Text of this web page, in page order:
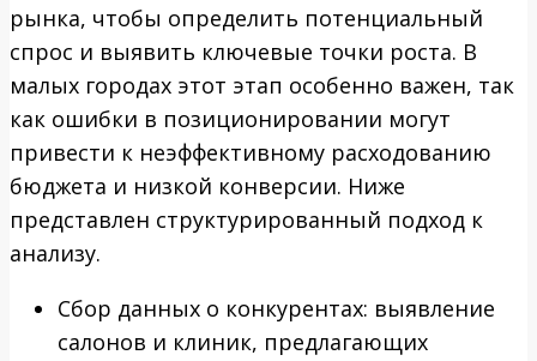
рынка, чтобы определить потенциальный
спрос и выявить ключевые точки роста. В
малых городах этот этап особенно важен, так
как ошибки в позиционировании могут
привести к неэффективному расходованию
бюджета и низкой конверсии. Ниже
представлен структурированный подход к
анализу.
Сбор данных о конкурентах: выявление
салонов и клиник, предлагающих